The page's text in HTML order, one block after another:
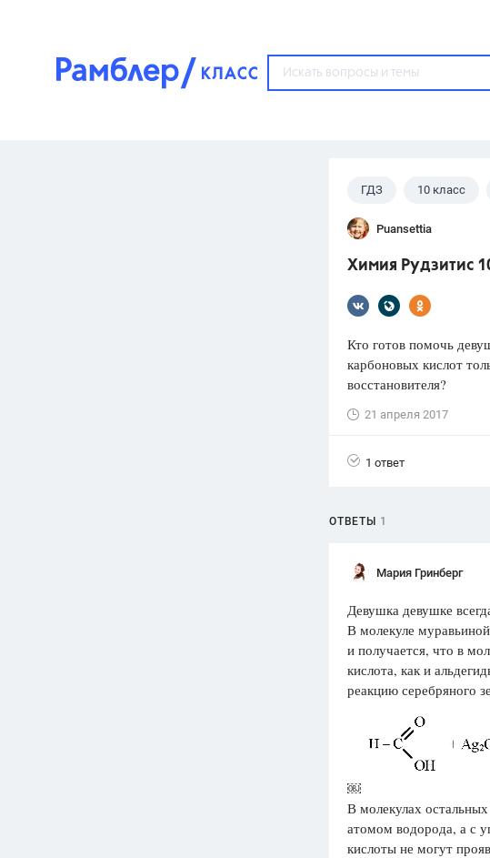
Популярные темы
ГДЗ
3273 ответа
3460 ответов
ФИПИ
1752 ответа
ответов
ГДЗ 10 класс
Puansettia
Химия Рудзитис
Кто готов помочь
карбоновых кислот
восстановителя?
21 апреля 2017
1 ответ
ОТВЕТЫ 1
Мария Гринберг
Девушка девушке
В молекуле
и получается, что в
кислота, как и
реакцию серебряного
￼
В молекулах
атомом водорода, а с
кислоты не могут